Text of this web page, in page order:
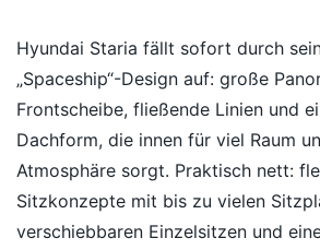
Hyundai Staria fällt sofort durch
„Spaceship“-Design auf: große
Frontscheibe, fließende Linien und
Dachform, die innen für viel Raum
Atmosphäre sorgt. Praktisch nett:
Sitzkonzepte mit bis zu vielen
verschiebbaren Einzelsitzen und